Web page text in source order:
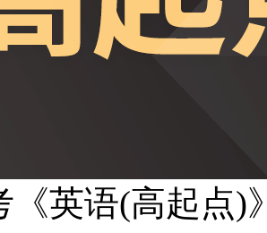
《英语(高起点)